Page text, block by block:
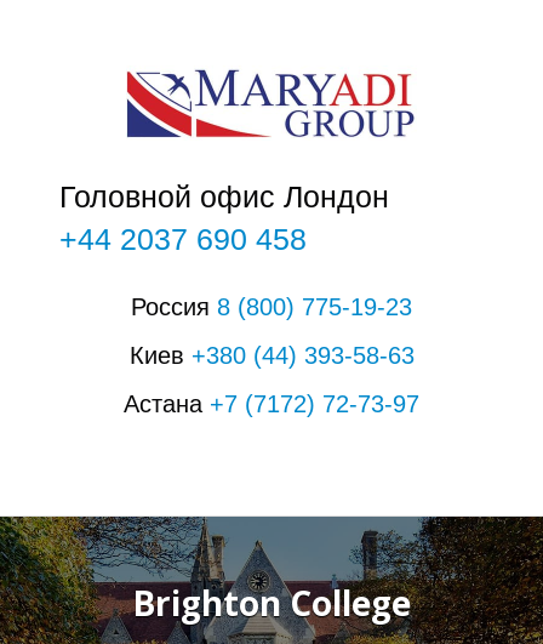
Головной офис Лондон
+44 2037 690 458
Россия 8 (800) 775-19-23
Киев +380 (44) 393-58-63
Астана +7 (7172) 72-73-97
Brighton College
О